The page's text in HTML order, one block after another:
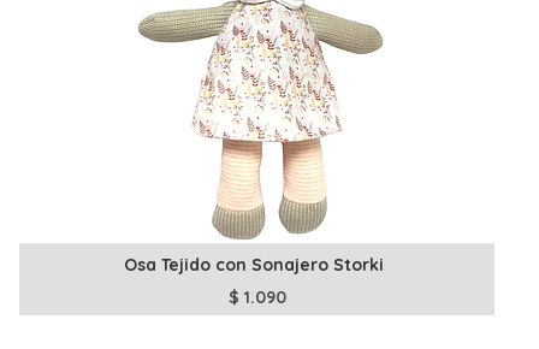
Osa Tejido con Sonajero Storki
$ 1.090